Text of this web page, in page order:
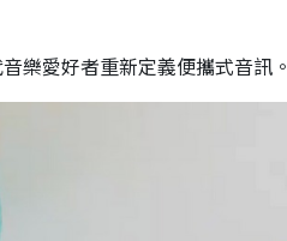
樂愛好者重新定義便攜式音訊。